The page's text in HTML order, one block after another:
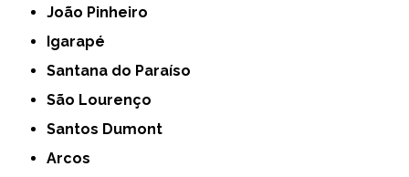
João Pinheiro
Igarapé
Santana do Paraíso
São Lourenço
Santos Dumont
Arcos